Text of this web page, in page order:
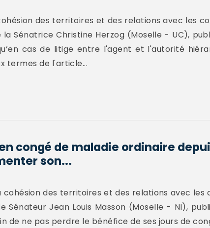
des territoires et des relations avec les
Sénatrice Christine Herzog (Moselle - UC),
cas de litige entre l'agent et l'autorité
termes de l'article...
congé de maladie ordinaire
son...
cohésion des territoires et des relations avec
Sénateur Jean Louis Masson (Moselle - NI),
de ne pas perdre le bénéfice de ses jours de